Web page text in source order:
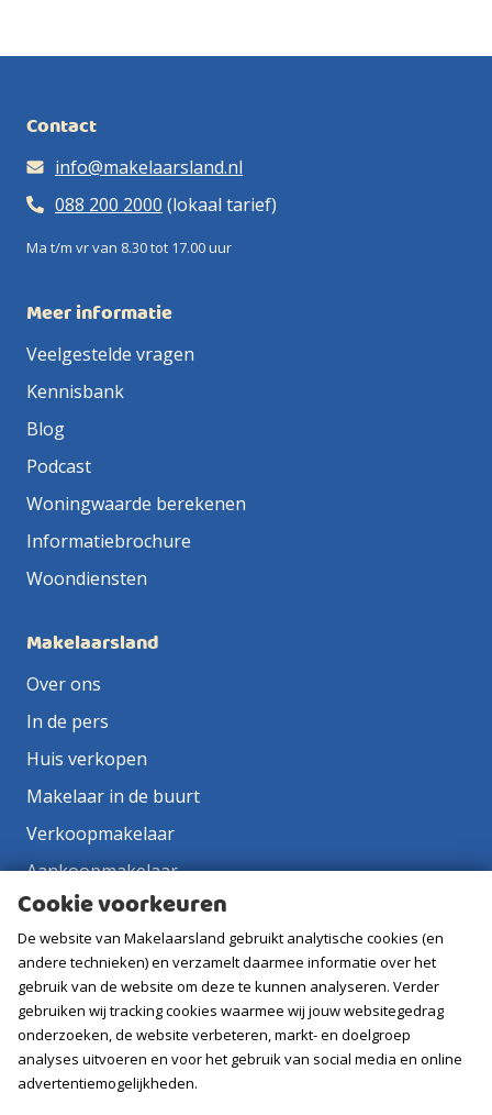
Contact
info@makelaarsland.nl
088 200 2000 (lokaal tarief)
Ma t/m vr van 8.30 tot 17.00 uur
Meer informatie
Veelgestelde vragen
Kennisbank
Blog
Podcast
Woningwaarde berekenen
Informatiebrochure
Woondiensten
Makelaarsland
Over ons
In de pers
Huis verkopen
Makelaar in de buurt
Verkoopmakelaar
Aankoopmakelaar
Contact
Vacatures
Volg ons
Cookie voorkeuren
De website van Makelaarsland gebruikt analytische cookies (en
andere technieken) en verzamelt daarmee informatie over het
gebruik van de website om deze te kunnen analyseren. Verder
gebruiken wij tracking cookies waarmee wij jouw websitegedrag
onderzoeken, de website verbeteren, markt- en doelgroep
analyses uitvoeren en voor het gebruik van social media en online
advertentiemogelijkheden.